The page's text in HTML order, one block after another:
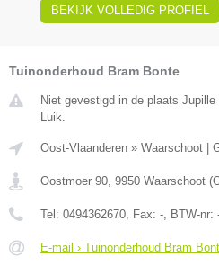
BEKIJK VOLLEDIG PROFIEL
Tuinonderhoud Bram Bonte
Niet gevestigd in de plaats
Luik.
Oost-Vlaanderen » Waarschoot
Oostmoer 90, 9950 Waarschoot (
Tel: 0494362670, Fax: -, BTW-nr:
E-mail › Tuinonderhoud Bram